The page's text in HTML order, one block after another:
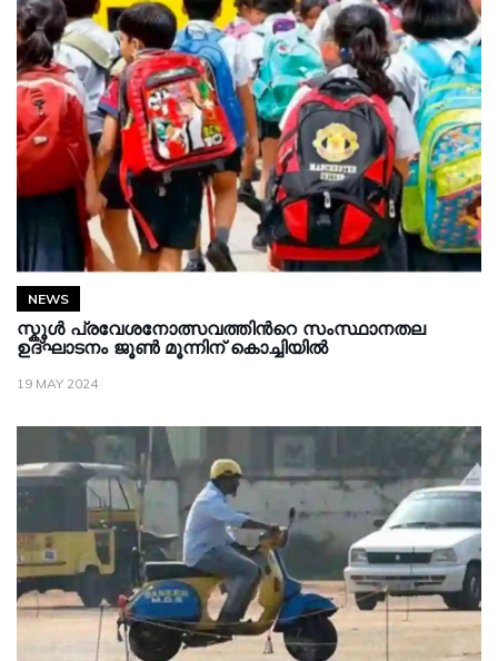
NEWS
സ്കൂൾ പ്രവേശനോത്സവത്തിന്‍റെ സംസ്ഥാനതല
ഉദ്ഘാടനം ജൂൺ മൂന്നിന് കൊച്ചിയിൽ
19 MAY 2024